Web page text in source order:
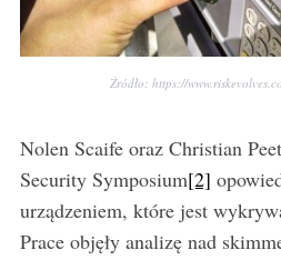
Źródło: https://
Nolen Scaife oraz Christian
Security Symposium[2]
urządzeniem, które jest
Prace objęły analizę nad